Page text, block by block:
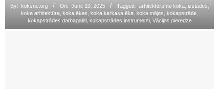
By: koksne.org On: June 10, 2025 Tagged: arhitektūra no koka izstādes
koka arhitektūra koka ēkas koka karkasa ēka koka mājas kokapstrāde
kokapstrādes darbagaldi, kokapstrādes instrumenti, Vācijas pieredze